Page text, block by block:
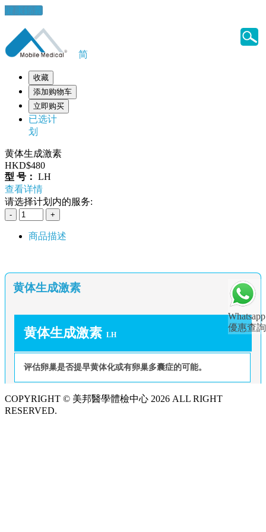
健康錦囊
Whatsapp
優惠查詢
简
收藏
添加购物车
立即购买
已选计
划
黄体生成激素
HKD$480
型 号： LH
查看详情
请选择计划内的服务:
商品描述
黄体生成激素
黄体生成激素 LH
评估卵巢是否提早黄体化或有卵巢多囊症的可能。
COPYRIGHT © 美邦醫學體檢中心 2026 ALL RIGHT
RESERVED.